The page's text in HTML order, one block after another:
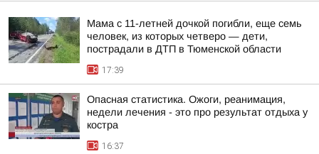
Мама с 11-летней дочкой погибли, еще семь
человек, из которых четверо — дети,
пострадали в ДТП в Тюменской области
17:39
Опасная статистика. Ожоги, реанимация,
недели лечения - это про результат отдыха у
костра
16:37